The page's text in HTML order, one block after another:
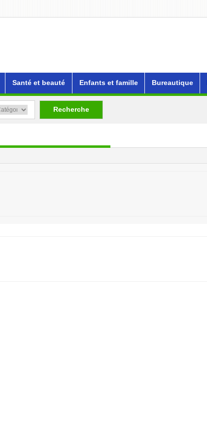
Santé et beauté Enfants et famille Bureautique
Recherche